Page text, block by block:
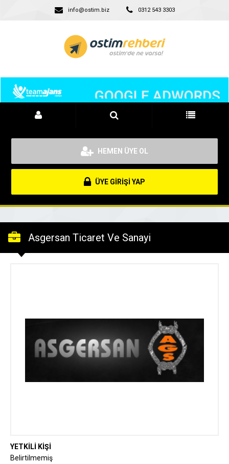
info@ostim.biz 0312 543 3303
HEMEN ÜYE OL
ÜYE GİRİŞİ YAP
Asgersan Ticaret Ve Sanayi
YETKİLİ KİŞİ
Belirtilmemiş